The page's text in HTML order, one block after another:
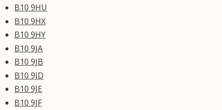
B10 9HU
B10 9HX
B10 9HY
B10 9JA
B10 9JB
B10 9JD
B10 9JE
B10 9JF